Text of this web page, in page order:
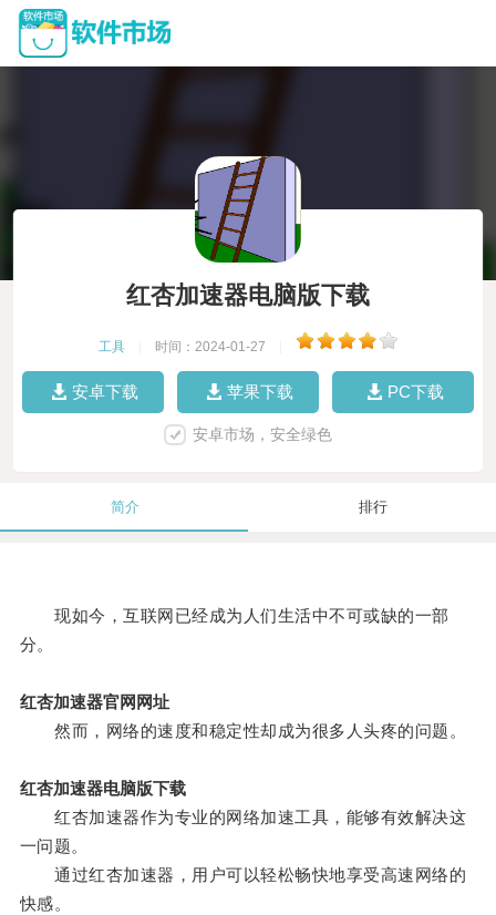
红杏加速器电脑版下载
工具 时间：2024-01-27
安卓下载 苹果下载 PC下载
安卓市场，安全绿色
简介 排行
现如今，互联网已经成为人们生活中不可或缺的一部
分。
红杏加速器官网网址
然而，网络的速度和稳定性却成为很多人头疼的问题。
红杏加速器电脑版下载
红杏加速器作为专业的网络加速工具，能够有效解决这
一问题。
通过红杏加速器，用户可以轻松畅快地享受高速网络的
快感。